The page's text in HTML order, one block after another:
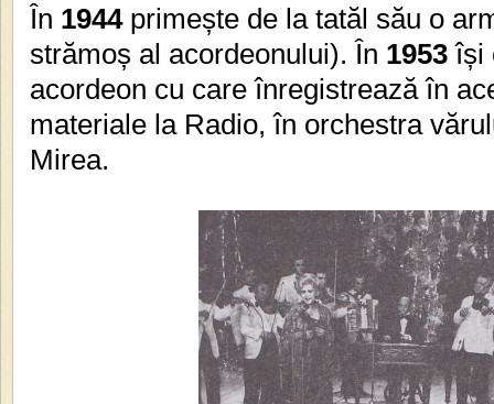
În 1944primește de la tatăl său o
strămoș al acordeonului). În 1953 își
acordeon cu care înregistrează în
materiale la Radio, în orchestra
Mirea.